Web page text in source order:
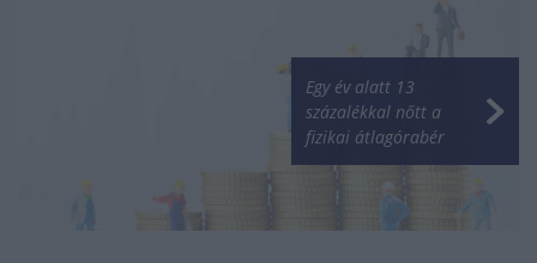
Egy év alatt 13
százalékkal nőtt a
fizikai átlagórabér